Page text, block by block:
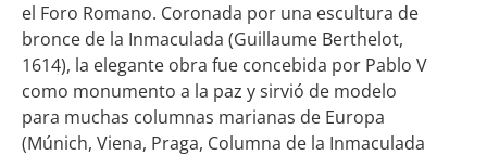
el Foro Romano. Coronada por una escultura de
bronce de la Inmaculada (Guillaume Berthelot,
1614), la elegante obra fue concebida por Pablo V
como monumento a la paz y sirvió de modelo
para muchas columnas marianas de Europa
(Múnich, Viena, Praga, Columna de la Inmaculada